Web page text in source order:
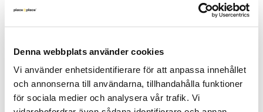
Denna webbplats använder cookies
Vi använder enhetsidentifierare för att anpassa innehållet
och annonserna till användarna, tillhandahålla funktioner
för sociala medier och analysera vår trafik. Vi
cm
Skick: 4/5
2 års garanti